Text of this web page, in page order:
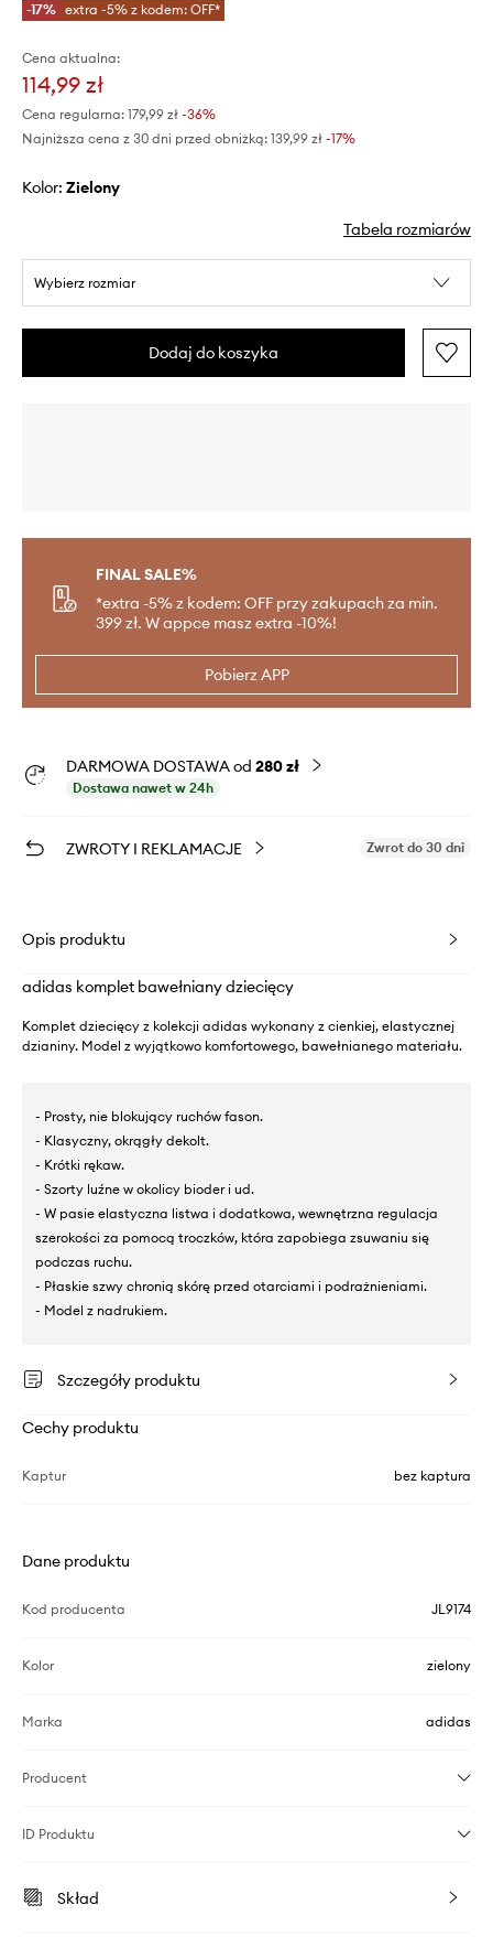
-17% extra -5% z kodem: OFF*
Cena aktualna:
114,99 zł
Cena regularna: 179,99 zł -36%
Najniższa cena z 30 dni przed obniżką: 139,99 zł -17%
Kolor: zielony
Tabela rozmiarów
Wybierz rozmiar
Dodaj do koszyka
FINAL SALE%
*extra -5% z kodem: OFF przy zakupach za min.
399 zł. W appce masz extra -10%!
Pobierz APP
DARMOWA DOSTAWA od 280 zł
Dostawa nawet w 24h
ZWROTY I REKLAMACJE Zwrot do 30 dni
Opis produktu
adidas komplet bawełniany dziecięcy
Komplet dziecięcy z kolekcji adidas wykonany z cienkiej, elastycznej
dzianiny. Model z wyjątkowo komfortowego, bawełnianego materiału.
- Prosty, nie blokujący ruchów fason.
- Klasyczny, okrągły dekolt.
- Krótki rękaw.
- Szorty luźne w okolicy bioder i ud.
- W pasie elastyczna listwa i dodatkowa, wewnętrzna regulacja
szerokości za pomocą troczków, która zapobiega zsuwaniu się
podczas ruchu.
- Płaskie szwy chronią skórę przed otarciami i podrażnieniami.
- Model z nadrukiem.
Szczegóły produktu
Cechy produktu
Kaptur bez kaptura
Dane produktu
Kod producenta JL9174
Kolor zielony
Marka adidas
Producent
ID Produktu
Skład